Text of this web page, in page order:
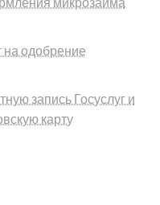
на одобрение
запись Госуслуг и
карту